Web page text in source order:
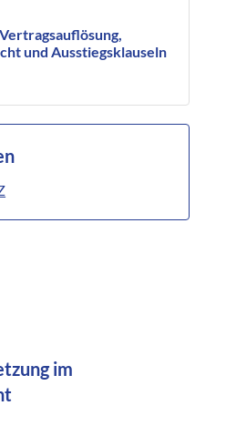
und Ausstiegsklauseln
im